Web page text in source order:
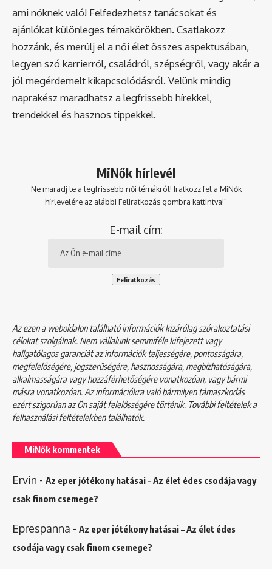
ami nőknek való! Felfedezhetsz tanácsokat és
ajánlókat különleges témakörökben. Csatlakozz
hozzánk, és merülj el a női élet összes aspektusában,
legyen szó karrierről, családról, szépségről, vagy akár a
jól megérdemelt kikapcsolódásról. Velünk mindig
naprakész maradhatsz a legfrissebb hírekkel,
trendekkel és hasznos tippekkel.
MiNők hírlevél
Ne maradj le a legfrissebb női témákról! Iratkozz fel a MiNők
hírlevelére az alábbi Feliratkozás gombra kattintva!"
E-mail cím:
Az ezen a weboldalon található információk kizárólag szórakoztatási
célokat szolgálnak. Nem vállalunk semmiféle kifejezett vagy
hallgatólagos garanciát az információk teljességére, pontosságára,
megfelelőségére, jogszerűségére, hasznosságára, megbízhatóságára,
alkalmasságára vagy hozzáférhetőségére vonatkozóan, vagy bármi
másra vonatkozóan. Az információkra való bármilyen támaszkodás
ezért szigorúan az Ön saját felelősségére történik. További feltételek a
felhasználási feltételekbentalálhatók.
MiNők kommentek
Ervin - Az eper jótékony hatásai – Az élet édes csodája vagy
csak finom csemege?
Eprespanna - Az eper jótékony hatásai – Az élet édes
csodája vagy csak finom csemege?